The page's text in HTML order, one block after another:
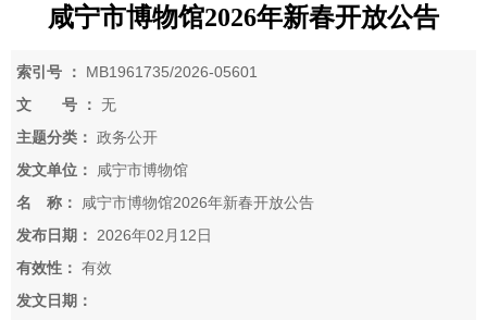
咸宁市博物馆2026年新春开放公告
索引号 ：
MB1961735/2026-05601
文 号 ： 无
主题分类： 政务公开
发文单位：
咸宁市博物馆
名 称：
咸宁市博物馆2026年新春开放公告
发布日期：
2026年02月12日
有效性： 有效
发文日期：